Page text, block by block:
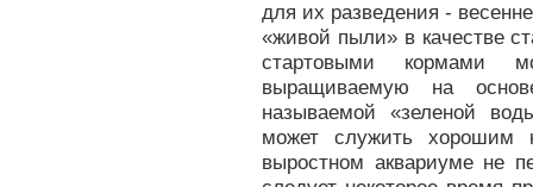
для их разведения -
«живой пыли» в качестве
стартовыми кормами
выращиваемую на
называемой «зеленой
может служить хорошим
выростном аквариуме не